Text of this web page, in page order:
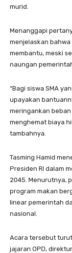
murid.
Menanggapi
menjelaskan
membantu, meski
naungan
“Bagi siswa SMA
upayakan
meringankan
menghemat biaya
tambahnya.
Tasming Hamid
Presiden RI dalam
2045. Menurutnya,
program makan
linear pemerintah
nasional.
Acara tersebut
jajaran OPD,